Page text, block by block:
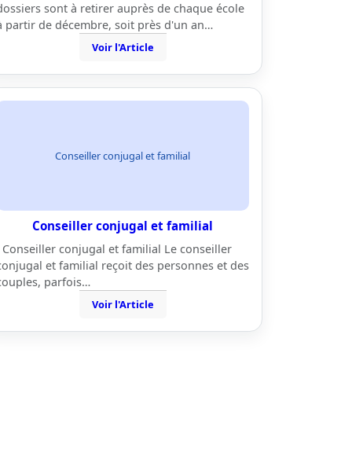
sont à retirer auprès de chaque école
partir de décembre, soit près d'un an…
Voir l'Article
Conseiller conjugal et familial
Conseiller conjugal et familial
Conseiller conjugal et familial Le conseiller
et familial reçoit des personnes et des
parfois…
Voir l'Article